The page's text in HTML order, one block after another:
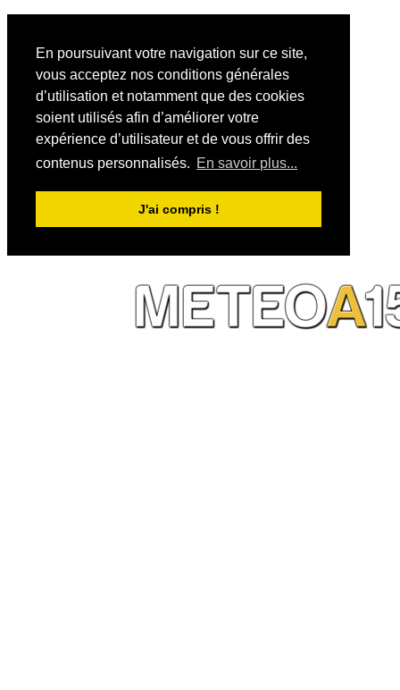
En poursuivant votre navigation sur ce site,
vous acceptez nos conditions générales
d’utilisation et notamment que des cookies
soient utilisés afin d’améliorer votre
expérience d’utilisateur et de vous offrir des
contenus personnalisés. En savoir plus...
J'ai compris !